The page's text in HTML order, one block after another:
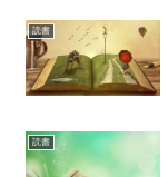
読書
読書